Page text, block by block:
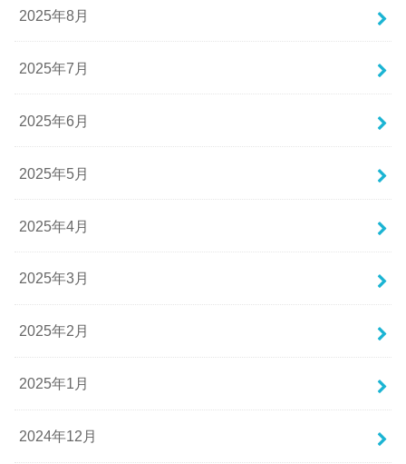
2025年8月
2025年7月
2025年6月
2025年5月
2025年4月
2025年3月
2025年2月
2025年1月
2024年12月